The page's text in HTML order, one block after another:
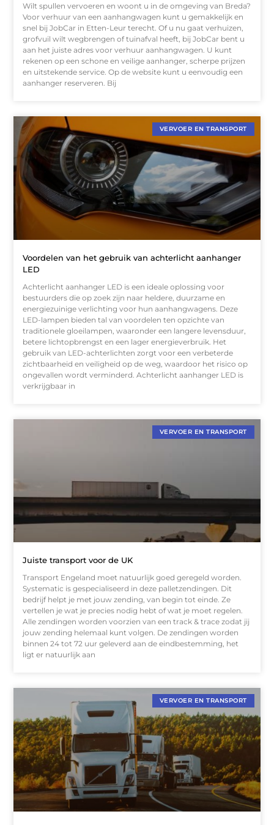
Wilt spullen vervoeren en woont u in de omgeving van Breda?
Voor verhuur van een aanhangwagen kunt u gemakkelijk en
snel bij JobCar in Etten-Leur terecht. Of u nu gaat verhuizen,
grofvuil wilt wegbrengen of tuinafval heeft, bij JobCar bent u
aan het juiste adres voor verhuur aanhangwagen. U kunt
rekenen op een schone en veilige aanhanger, scherpe prijzen
en uitstekende service. Op de website kunt u eenvoudig een
aanhanger reserveren. Bij
VERVOER EN TRANSPORT
Voordelen van het gebruik van achterlicht aanhanger
LED
Achterlicht aanhanger LED is een ideale oplossing voor
bestuurders die op zoek zijn naar heldere, duurzame en
energiezuinige verlichting voor hun aanhangwagens. Deze
LED-lampen bieden tal van voordelen ten opzichte van
traditionele gloeilampen, waaronder een langere levensduur,
betere lichtopbrengst en een lager energieverbruik. Het
gebruik van LED-achterlichten zorgt voor een verbeterde
zichtbaarheid en veiligheid op de weg, waardoor het risico op
ongevallen wordt verminderd. Achterlicht aanhanger LED is
verkrijgbaar in
VERVOER EN TRANSPORT
Juiste transport voor de UK
Transport Engeland moet natuurlijk goed geregeld worden.
Systematic is gespecialiseerd in deze palletzendingen. Dit
bedrijf helpt je met jouw zending, van begin tot einde. Ze
vertellen je wat je precies nodig hebt of wat je moet regelen.
Alle zendingen worden voorzien van een track & trace zodat jij
jouw zending helemaal kunt volgen. De zendingen worden
binnen 24 tot 72 uur geleverd aan de eindbestemming, het
ligt er natuurlijk aan
VERVOER EN TRANSPORT